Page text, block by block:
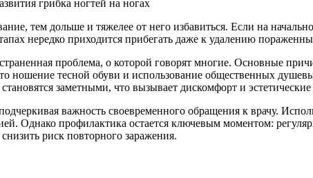
тем дольше и тяжелее от него избавиться. Если на
нередко приходится прибегать даже к удалению
проблема, о которой говорят многие. Основные
ношение тесной обуви и использование общественных
заметными, что вызывает дискомфорт и
важность своевременного обращения к врачу.
Однако профилактика остается ключевым моментом:
риск повторного заражения.